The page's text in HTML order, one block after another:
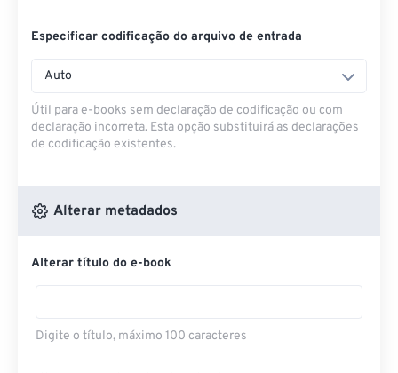
Especificar codificação do arquivo de entrada
Auto
Útil para e-books sem declaração de codificação ou com
declaração incorreta. Esta opção substituirá as declarações
de codificação existentes.
Alterar metadados
Alterar título do e-book
Digite o título, máximo 100 caracteres